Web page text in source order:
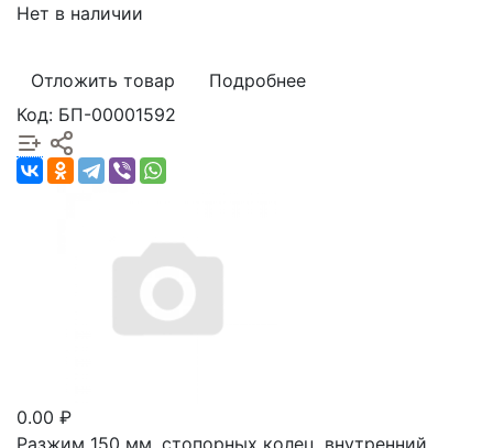
Нет в наличии
Отложить товар
Подробнее
Код: БП-00001592
0.00 ₽
Разжим 150 мм, стопорных колец, внутренний